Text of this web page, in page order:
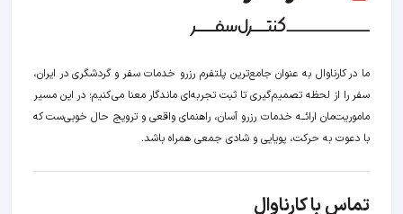
ما در کارناوال به عنوان جامع‌ترین پلتفرم رزرو خدمات سفر و گردشگری در ایران،
سفر را از لحظه‌ تصمیم‌گیری تا ثبت تجربه‌ای ماندگار معنا می‌کنیم؛ در این مسیر‍
ماموریت‌مان اراﺋــﻪ خدمات رزرو آسان، راهنمای واقعی و ترویج حال خوبی‌ست که
با دعوت به حرکت، پویایی و شادی جمعی همراه باشد.
تماس با کارناوال